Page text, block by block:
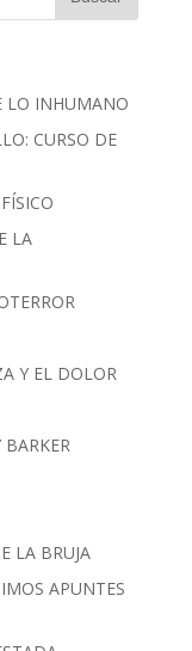
LO INHUMANO
CURSO DE
LA
Y EL DOLOR
BARKER
LA BRUJA
APUNTES